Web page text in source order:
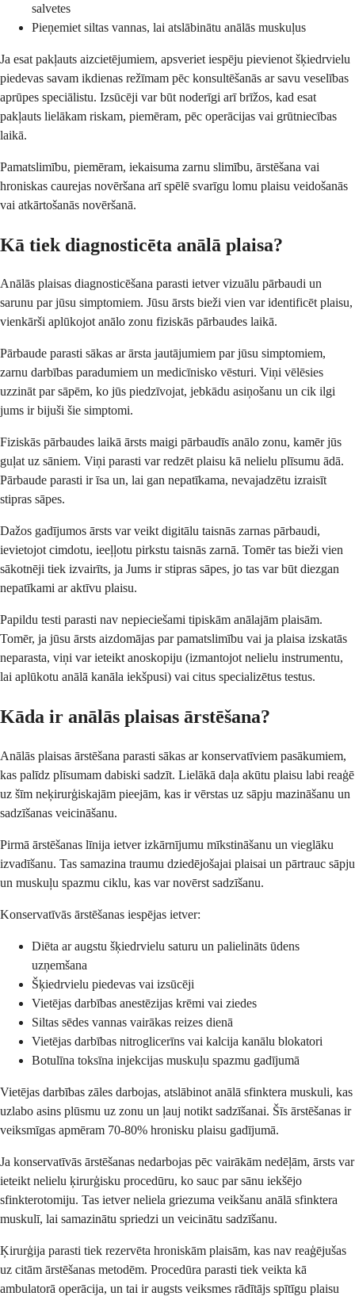
salvetes
Pieņemiet siltas vannas, lai atslābinātu anālās muskuļus
Ja esat pakļauts aizcietējumiem, apsveriet iespēju pievienot šķiedrvielu
piedevas savam ikdienas režīmam pēc konsultēšanās ar savu veselības
aprūpes speciālistu. Izsūcēji var būt noderīgi arī brīžos, kad esat
pakļauts lielākam riskam, piemēram, pēc operācijas vai grūtniecības
laikā.
Pamatslimību, piemēram, iekaisuma zarnu slimību, ārstēšana vai
hroniskas caurejas novēršana arī spēlē svarīgu lomu plaisu veidošanās
vai atkārtošanās novēršanā.
Kā tiek diagnosticēta anālā plaisa?
Anālās plaisas diagnosticēšana parasti ietver vizuālu pārbaudi un
sarunu par jūsu simptomiem. Jūsu ārsts bieži vien var identificēt plaisu,
vienkārši aplūkojot anālo zonu fiziskās pārbaudes laikā.
Pārbaude parasti sākas ar ārsta jautājumiem par jūsu simptomiem,
zarnu darbības paradumiem un medicīnisko vēsturi. Viņi vēlēsies
uzzināt par sāpēm, ko jūs piedzīvojat, jebkādu asiņošanu un cik ilgi
jums ir bijuši šie simptomi.
Fiziskās pārbaudes laikā ārsts maigi pārbaudīs anālo zonu, kamēr jūs
guļat uz sāniem. Viņi parasti var redzēt plaisu kā nelielu plīsumu ādā.
Pārbaude parasti ir īsa un, lai gan nepatīkama, nevajadzētu izraisīt
stipras sāpes.
Dažos gadījumos ārsts var veikt digitālu taisnās zarnas pārbaudi,
ievietojot cimdotu, ieeļļotu pirkstu taisnās zarnā. Tomēr tas bieži vien
sākotnēji tiek izvairīts, ja Jums ir stipras sāpes, jo tas var būt diezgan
nepatīkami ar aktīvu plaisu.
Papildu testi parasti nav nepieciešami tipiskām anālajām plaisām.
Tomēr, ja jūsu ārsts aizdomājas par pamatslimību vai ja plaisa izskatās
neparasta, viņi var ieteikt anoskopiju (izmantojot nelielu instrumentu,
lai aplūkotu anālā kanāla iekšpusi) vai citus specializētus testus.
Kāda ir anālās plaisas ārstēšana?
Anālās plaisas ārstēšana parasti sākas ar konservatīviem pasākumiem,
kas palīdz plīsumam dabiski sadzīt. Lielākā daļa akūtu plaisu labi reaģē
uz šīm neķirurģiskajām pieejām, kas ir vērstas uz sāpju mazināšanu un
sadzīšanas veicināšanu.
Pirmā ārstēšanas līnija ietver izkārnījumu mīkstināšanu un vieglāku
izvadīšanu. Tas samazina traumu dziedējošajai plaisai un pārtrauc sāpju
un muskuļu spazmu ciklu, kas var novērst sadzīšanu.
Konservatīvās ārstēšanas iespējas ietver:
Diēta ar augstu šķiedrvielu saturu un palielināts ūdens
uzņemšana
Šķiedrvielu piedevas vai izsūcēji
Vietējas darbības anestēzijas krēmi vai ziedes
Siltas sēdes vannas vairākas reizes dienā
Vietējas darbības nitroglicerīns vai kalcija kanālu blokatori
Botulīna toksīna injekcijas muskuļu spazmu gadījumā
Vietējas darbības zāles darbojas, atslābinot anālā sfinktera muskuli, kas
uzlabo asins plūsmu uz zonu un ļauj notikt sadzīšanai. Šīs ārstēšanas ir
veiksmīgas apmēram 70-80% hronisku plaisu gadījumā.
Ja konservatīvās ārstēšanas nedarbojas pēc vairākām nedēļām, ārsts var
ieteikt nelielu ķirurģisku procedūru, ko sauc par sānu iekšējo
sfinkterotomiju. Tas ietver neliela griezuma veikšanu anālā sfinktera
muskulī, lai samazinātu spriedzi un veicinātu sadzīšanu.
Ķirurģija parasti tiek rezervēta hroniskām plaisām, kas nav reaģējušas
uz citām ārstēšanas metodēm. Procedūra parasti tiek veikta kā
ambulatorā operācija, un tai ir augsts veiksmes rādītājs spītīgu plaisu